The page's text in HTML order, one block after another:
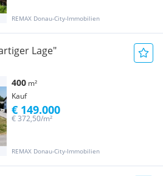
REMAX Donau-City-Immobilien
Lage"
400 m²
Kauf
REMAX Donau-City-Immobilien
€ 372,50/m²
€ 149.000